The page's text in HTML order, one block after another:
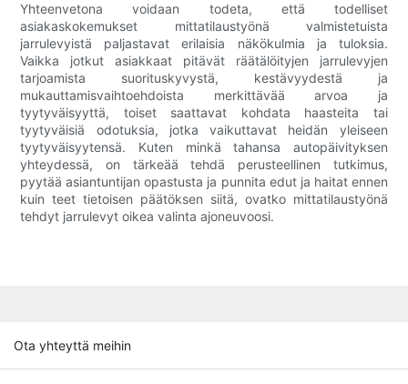
Yhteenvetona voidaan todeta, että todelliset
asiakaskokemukset mittatilaustyönä valmistetuista
jarrulevyistä paljastavat erilaisia ​​näkökulmia ja tuloksia.
Vaikka jotkut asiakkaat pitävät räätälöityjen jarrulevyjen
tarjoamista suorituskyvystä, kestävyydestä ja
mukauttamisvaihtoehdoista merkittävää arvoa ja
tyytyväisyyttä, toiset saattavat kohdata haasteita tai
tyytyväisiä odotuksia, jotka vaikuttavat heidän yleiseen
tyytyväisyytensä. Kuten minkä tahansa autopäivityksen
yhteydessä, on tärkeää tehdä perusteellinen tutkimus,
pyytää asiantuntijan opastusta ja punnita edut ja haitat ennen
kuin teet tietoisen päätöksen siitä, ovatko mittatilaustyönä
tehdyt jarrulevyt oikea valinta ajoneuvoosi.
Ota yhteyttä meihin